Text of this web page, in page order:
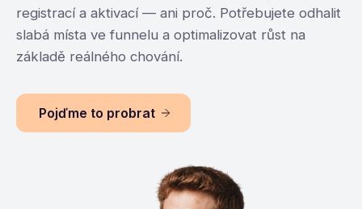
registrací a aktivací — ani proč. Potřebujete odhalit
slabá místa ve funnelu a optimalizovat růst na
základě reálného chování.
Pojďme to probrat